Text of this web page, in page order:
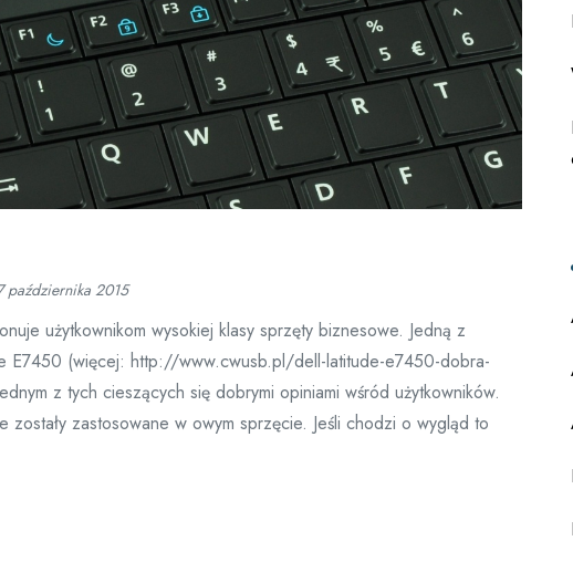
października 2015
użytkownikom wysokiej klasy sprzęty biznesowe. Jedną z
E7450 (więcej: http://www.cwusb.pl/dell-latitude-e7450-dobra-
z tych cieszących się dobrymi opiniami wśród użytkowników.
zostały zastosowane w owym sprzęcie. Jeśli chodzi o wygląd to